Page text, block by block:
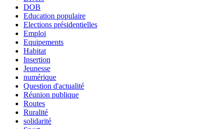
DOB
Education populaire
Elections présidentielles
Emploi
Equipements
Habitat
Insertion
Jeunesse
numérique
Question d'actualité
Réunion publique
Routes
Ruralité
solidarité